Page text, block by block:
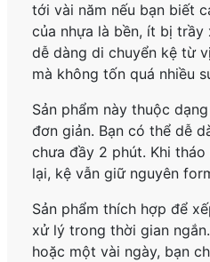
tới vài năm nếu bạn biết
của nhựa là bền, ít bị trầy
dễ dàng di chuyển kệ từ
mà không tốn quá nhiều
Sản phẩm này thuộc
đơn giản. Bạn có thể dễ
chưa đầy 2 phút. Khi
lại, kệ vẫn giữ nguyên
Sản phẩm thích hợp để
xử lý trong thời gian
hoặc một vài ngày, bạn